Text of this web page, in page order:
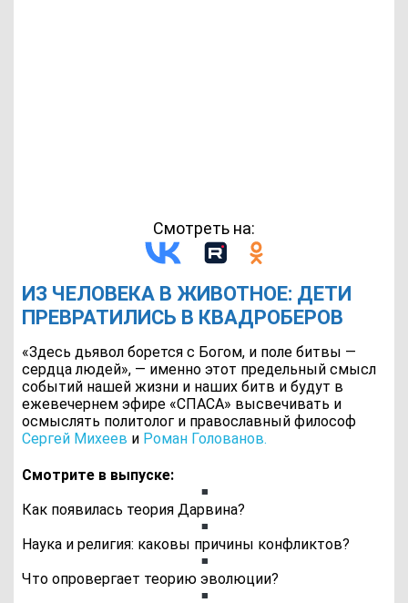
Смотреть на:
ИЗ ЧЕЛОВЕКА В ЖИВОТНОЕ: ДЕТИ
ПРЕВРАТИЛИСЬ В КВАДРОБЕРОВ
«Здесь дьявол борется с Богом, и поле битвы —
сердца людей», — именно этот предельный смысл
событий нашей жизни и наших битв и будут в
ежевечернем эфире «СПАСА» высвечивать и
осмыслять политолог и православный философ
Сергей Михеев и Роман Голованов.
Смотрите в выпуске:
Как появилась теория Дарвина?
Наука и религия: каковы причины конфликтов?
Что опровергает теорию эволюции?